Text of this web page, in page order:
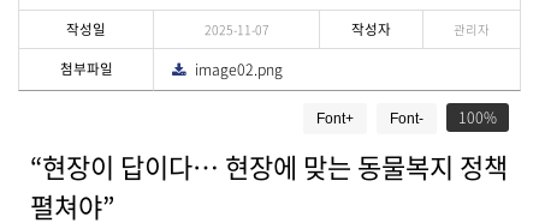
뉴
세
작성일 2025-11-07 작성자 관리자
첨부파일
다image02.png
100
Font+ Font-
“현장이 답이다… 현장에 맞는 동물복지 정책
펼쳐야”